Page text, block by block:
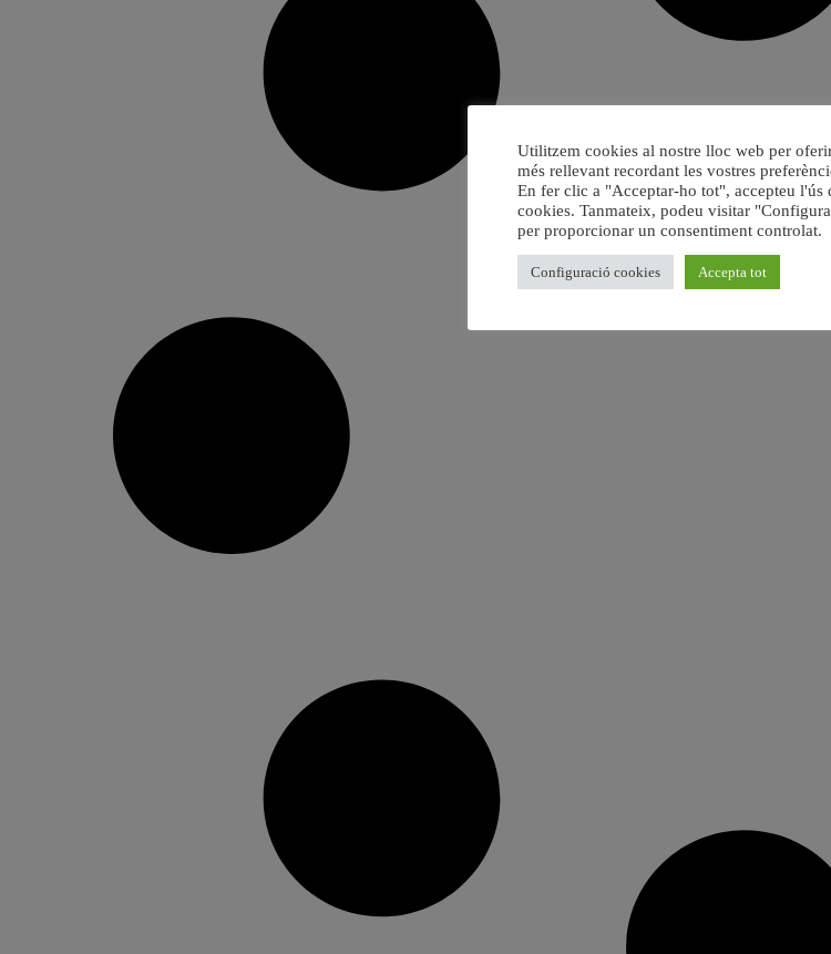
Utilitzem cookies al nostre lloc web per
més rellevant recordant les vostres
En fer clic a "Acceptar-ho tot", accepteu l'ús
cookies. Tanmateix, podeu visitar
per proporcionar un consentiment controlat.
Configuració cookies Accepta tot